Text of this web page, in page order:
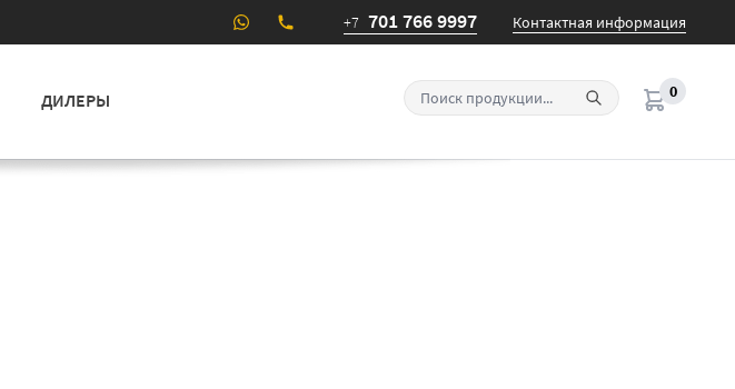
+7 701 766 9997 Контактная информация
ДИЛЕРЫ 0